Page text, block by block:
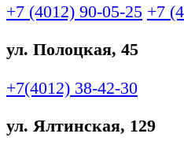
+7 (4012) 90-05-25 +7
ул. Полоцкая, 45
+7(4012) 38-42-30
ул. Ялтинская, 129